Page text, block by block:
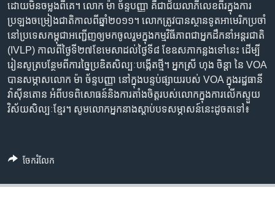
ទៅ​
កាន់​
ទំព័រ​
ស្វែង​
រក
ភាសា
ដោយ​មិន​ចម្លង​ពី​គេ។ លោក ម៉ា ច័ន្ទបញ្ញា គឺ​ជា​ជ័យ​លាភី​លេខ​ពីរ​ក្នុង​ការ​
ប្រឡង​ចម្រៀង​ជាតិ​កាល​ពី​ឆ្នាំ​២០១១​។ លោក​ត្រូវ​បាន​ស្ថានទូត​អាមេរិក​ប្រចាំ​
នៅ​ប្រទេស​កម្ពុជា​អញ្ជើញ​ឲ្យ​មក​ចូលរួម​ក្នុង​កម្មវិធី​ភាព​ជា​អ្នកដឹកនាំ​អន្តរជាតិ
(IVLP)​ កាល​ពី​ថ្ងៃ​ទី​២៧​ខែ​មេសា​ដល់​ថ្ងៃ​ទី​៨ ​ខែ​ឧសភា​កន្លង​ទៅ​នេះ ដើម្បី​
រៀនសូត្រ​បន្ថែម​ពី​ការ​ច្នៃប្រឌិត​សិល្បៈ​បង្កើត​ថ្មី។ អ្នកស្រី ហុង ចិន្ដា នៃ VOA
បាន​សម្ភាស​លោក ម៉ា ច័ន្ទបញ្ញា នៅ​ក្នុង​បន្ទប់​ផ្សាយ​របស់ VOA ក្នុង​រដ្ឋធានី
វ៉ាស៊ីនតោន អំពី​បទពិសោធន៍​និង​ការ​តាំង​ចិត្ត​របស់​លោក​ក្នុង​ការ​លើក​ស្ទួយ​
វិស័យ​សិល្បៈ​ខ្មែរ។ សូម​លោក​អ្នក​នាង​ស្ដាប់​បទសម្ភាសន៍​នេះ​ដូច​ត​ទៅ៖
ចែករំលែក